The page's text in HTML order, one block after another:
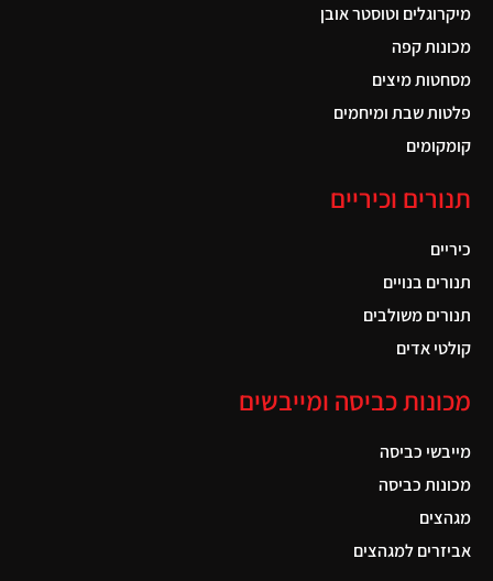
מיקרוגלים וטוסטר אובן
מכונות קפה
מסחטות מיצים
פלטות שבת ומיחמים
קומקומים
תנורים וכיריים
כיריים
תנורים בנויים
תנורים משולבים
קולטי אדים
מכונות כביסה ומייבשים
מייבשי כביסה
מכונות כביסה
מגהצים
אביזרים למגהצים